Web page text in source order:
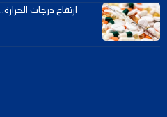
ارتفاع درجات